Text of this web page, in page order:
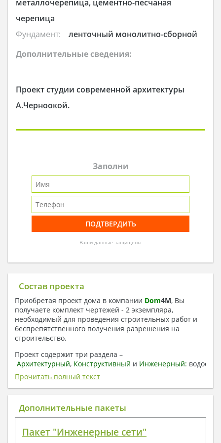
металлочерепица, цементно-песчаная
черепица
Фундамент:
ленточный монолитно-сборной
Дополнительные сведения:
Проект студии современной архитектуры
А.Черноокой.
Заполни
Ваши данные защищены
Состав проекта
Приобретая проект дома в компании Dom4M, Вы
получаете комплект чертежей - 2 экземпляра,
необходимый для проведения строительных работ и
беспрепятственного получения разрешения на
строительство.
Проект содержит три раздела –
Архитектурный, Конструктивный и Инженерный:
отопление, вентиляция, канализация,
электроснабжение (приобретается за дополнительную
плату) + Пояснительная записка.
1. Архитектурный раздел:
План координационных осей
Прочитать полный текст
Дополнительные пакеты
Пакет "Инженерные сети"